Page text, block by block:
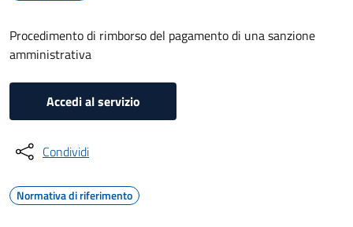
Procedimento di rimborso del pagamento di una sanzione
amministrativa
Accedi al servizio
Condividi
Normativa di riferimento